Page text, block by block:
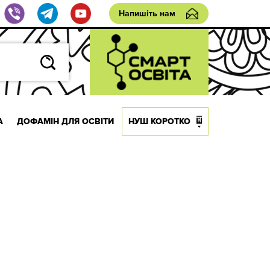
Напишіть нам
ДОФАМІН ДЛЯ ОСВІТИ НУШ КОРОТКО